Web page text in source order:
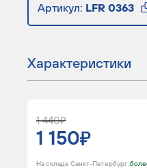
Артикул: LFR 0363
Характеристики
1 440
1 150
На складе Санкт-Петербург :